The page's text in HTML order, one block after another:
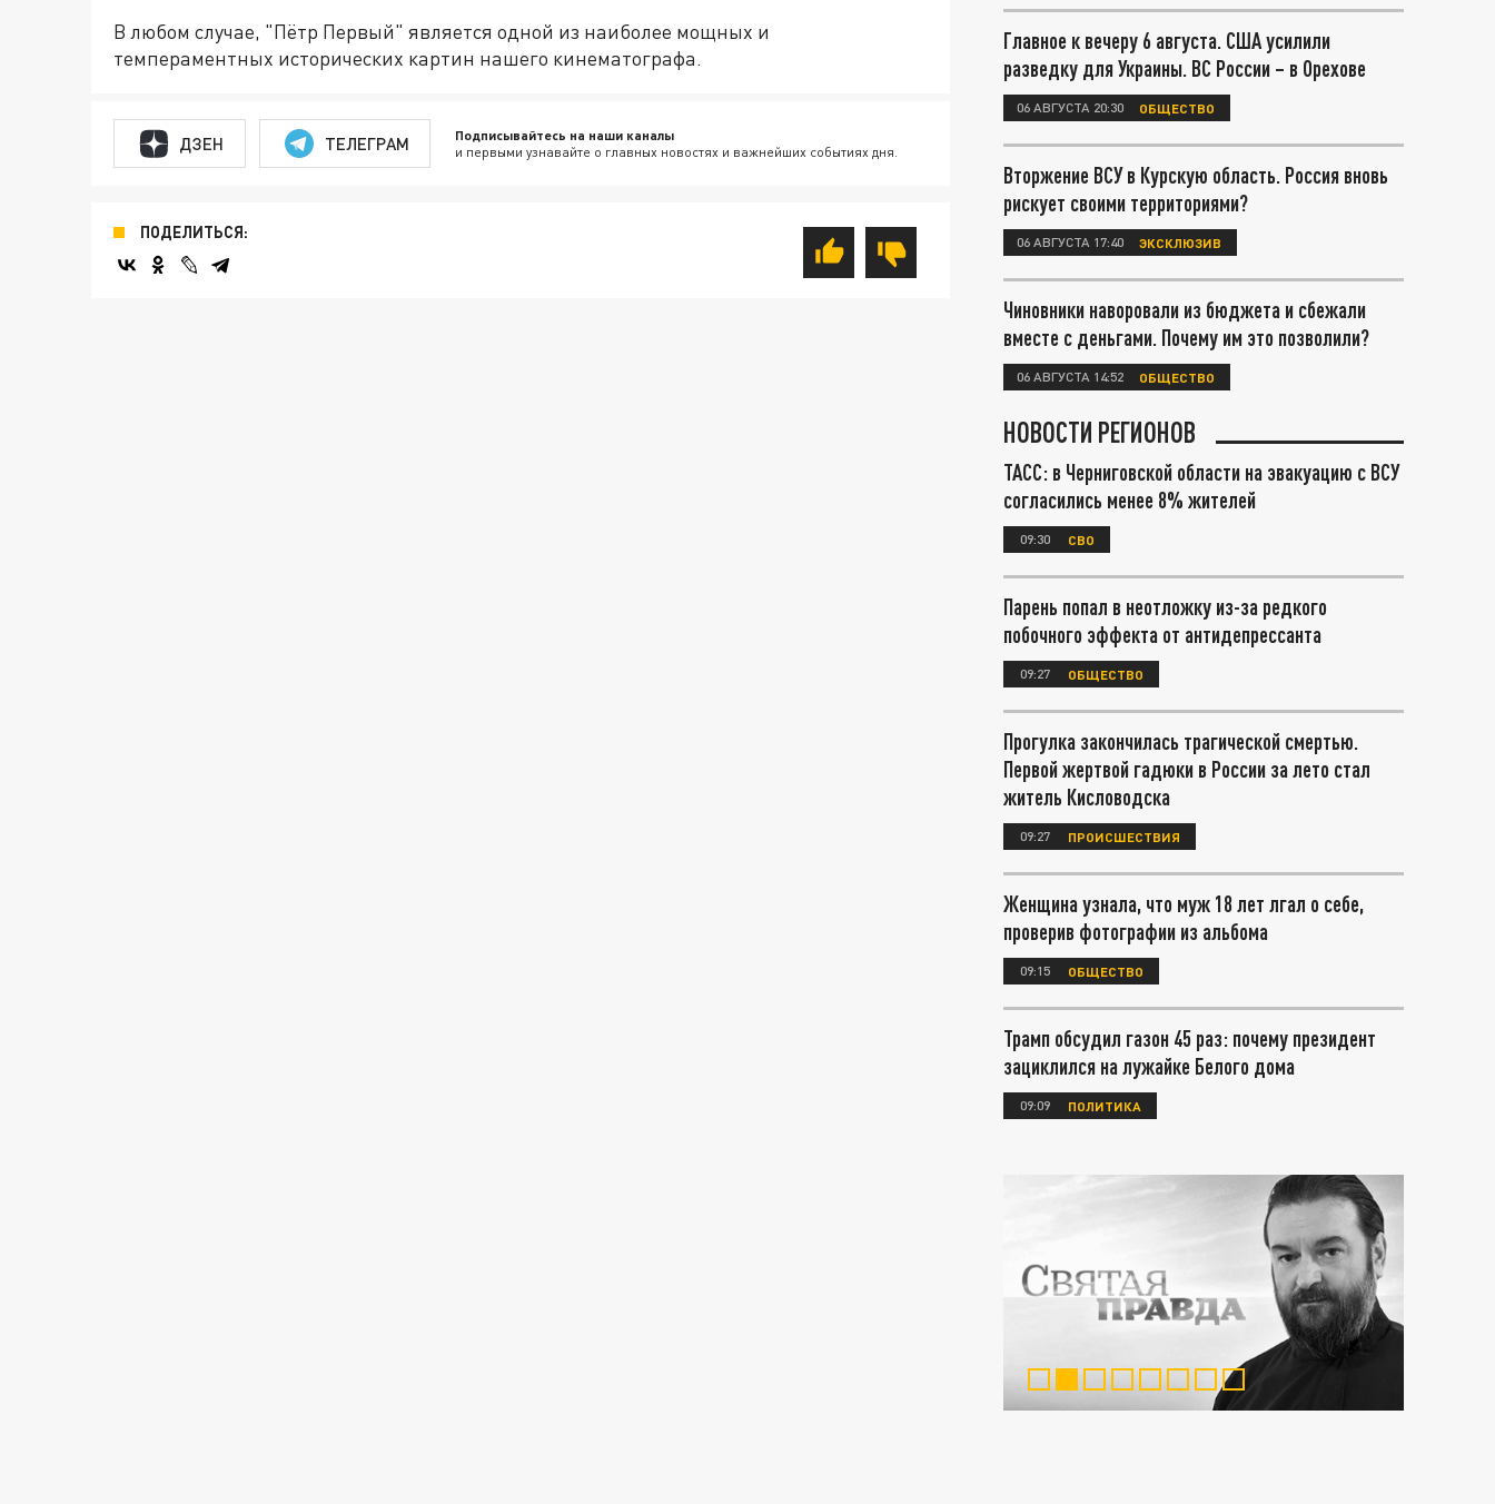
В любом случае, "Пётр Первый" является одной из наиболее мощных и
темпераментных исторических картин нашего кинематографа.
ДЗЕН ТЕЛЕГРАМ Подписывайтесь на наши каналы
и первыми узнавайте о главных новостях и важнейших событиях дня.
ПОДЕЛИТЬСЯ:
Главное к вечеру 6 августа. США усилили
разведку для Украины. ВС России – в Орехове
06 АВГУСТА 20:30 ОБЩЕСТВО
Вторжение ВСУ в Курскую область. Россия вновь
рискует своими территориями?
06 АВГУСТА 17:40 ЭКСКЛЮЗИВ
Чиновники наворовали из бюджета и сбежали
вместе с деньгами. Почему им это позволили?
06 АВГУСТА 14:52 ОБЩЕСТВО
НОВОСТИ РЕГИОНОВ
ТАСС: в Черниговской области на эвакуацию с ВСУ
согласились менее 8% жителей
09:30 СВО
Парень попал в неотложку из-за редкого
побочного эффекта от антидепрессанта
09:27 ОБЩЕСТВО
Прогулка закончилась трагической смертью.
Первой жертвой гадюки в России за лето стал
житель Кисловодска
09:27 ПРОИСШЕСТВИЯ
Женщина узнала, что муж 18 лет лгал о себе,
проверив фотографии из альбома
09:15 ОБЩЕСТВО
Трамп обсудил газон 45 раз: почему президент
зациклился на лужайке Белого дома
09:09 ПОЛИТИКА